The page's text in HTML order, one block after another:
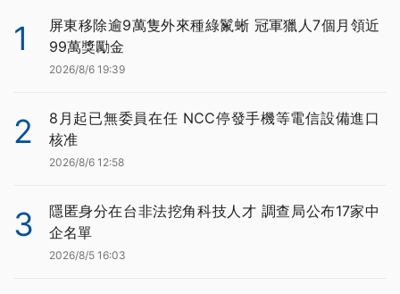
1
屏東移除逾9萬隻外來種綠鬣蜥 冠軍獵人7個月領近
99萬獎勵金
2026/8/6 19:39
2
8月起已無委員在任 NCC停發手機等電信設備進口
核准
2026/8/6 12:58
3
隱匿身分在台非法挖角科技人才 調查局公布17家中
企名單
2026/8/5 16:03